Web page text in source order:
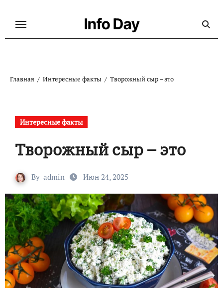
Info Day
Главная Интересные факты Творожный сыр – это
Интересные факты
Творожный сыр – это
By admin Июн 24, 2025